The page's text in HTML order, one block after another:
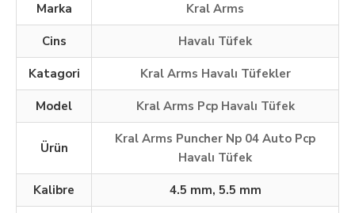
Marka Kral Arms
Cins Havalı Tüfek
Katagori Kral Arms Havalı Tüfekler
Model Kral Arms Pcp Havalı Tüfek
Ürün
Kral Arms Puncher Np 04 Auto Pcp
Havalı Tüfek
Kalibre 4.5 mm, 5.5 mm